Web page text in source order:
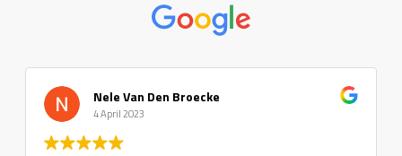
Nele Van Den Broecke
4 April 2023